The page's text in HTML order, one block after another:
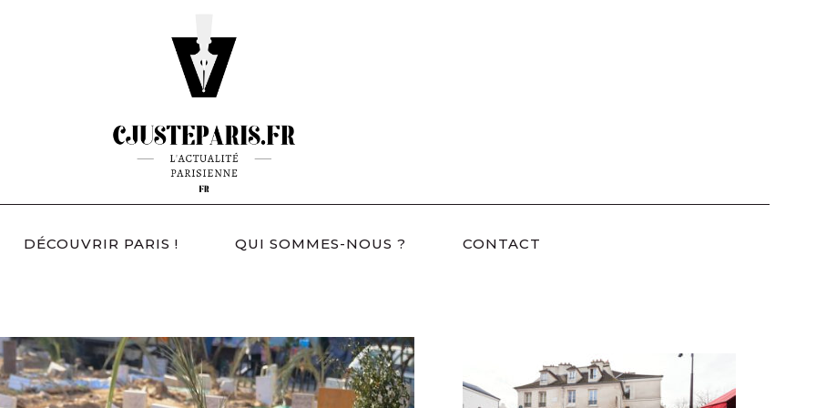
DÉCOUVRIR PARIS ! QUI SOMMES-NOUS ? CONTACT